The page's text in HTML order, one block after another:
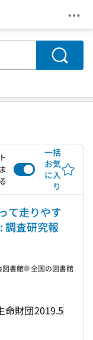
メ
検索
一括
お気
に入
り
て走りやす
調査研究報
命財団2019.5
図書館 全国の図書館